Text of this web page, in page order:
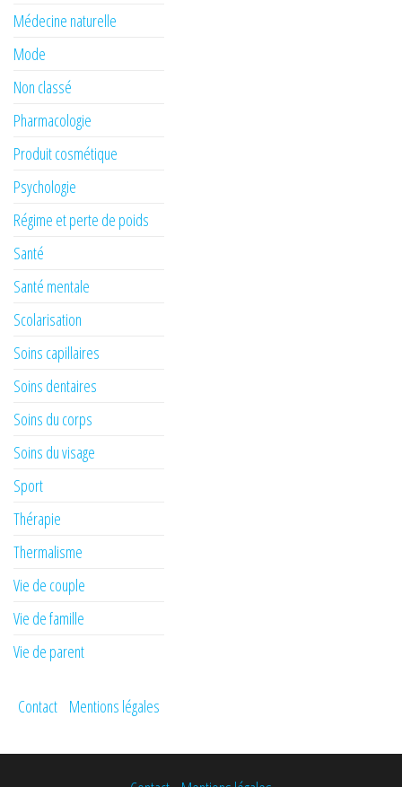
Médecine naturelle
Mode
Non classé
Pharmacologie
Produit cosmétique
Psychologie
Régime et perte de poids
Santé
Santé mentale
Scolarisation
Soins capillaires
Soins dentaires
Soins du corps
Soins du visage
Sport
Thérapie
Thermalisme
Vie de couple
Vie de famille
Vie de parent
Contact Mentions légales